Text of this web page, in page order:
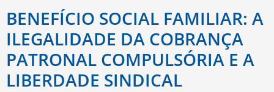
BENEFÍCIO SOCIAL FAMILIAR: A
ILEGALIDADE DA COBRANÇA
PATRONAL COMPULSÓRIA E A
LIBERDADE SINDICAL